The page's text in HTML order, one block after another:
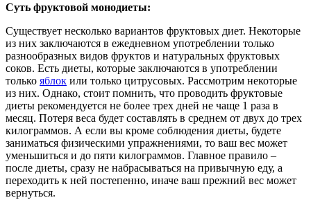
Суть фруктовой монодиеты:
Существует несколько вариантов фруктовых диет. Некоторые
из них заключаются в ежедневном употреблении только
разнообразных видов фруктов и натуральных фруктовых
соков. Есть диеты, которые заключаются в употреблении
только яблок или только цитрусовых. Рассмотрим некоторые
из них. Однако, стоит помнить, что проводить фруктовые
диеты рекомендуется не более трех дней не чаще 1 раза в
месяц. Потеря веса будет составлять в среднем от двух до трех
килограммов. А если вы кроме соблюдения диеты, будете
заниматься физическими упражнениями, то ваш вес может
уменьшиться и до пяти килограммов. Главное правило –
после диеты, сразу не набрасываться на привычную еду, а
переходить к ней постепенно, иначе ваш прежний вес может
вернуться.